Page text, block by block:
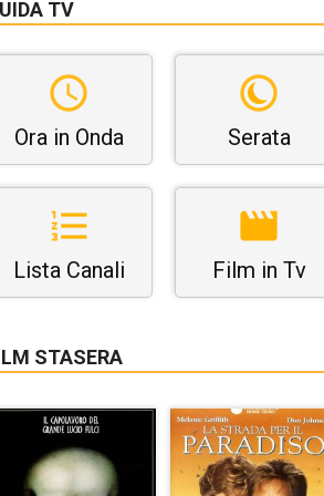
TV
Ora in Onda Serata
Lista Canali Film in Tv
STASERA